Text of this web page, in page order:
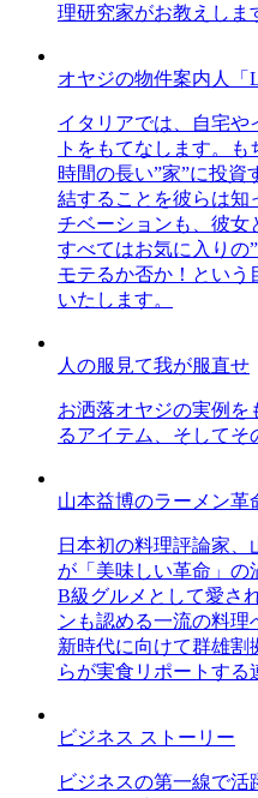
理研究家がお教えしま
オヤジの物件案内人「
イタリアでは、自宅や
トをもてなします。
時間の長い”家”に投資
結することを彼らは知
チベーションも、彼女
すべてはお気に入りの
モテるか否か！という
いたします。
人の服見て我が服直せ
お洒落オヤジの実例を
るアイテム、そしてそ
山本益博のラーメン革
日本初の料理評論家
が「美味しい革命」の
B級グルメとして愛さ
ンも認める一流の料理
新時代に向けて群雄割
らが実食リポートする
ビジネス ストーリー
ビジネスの第一線で